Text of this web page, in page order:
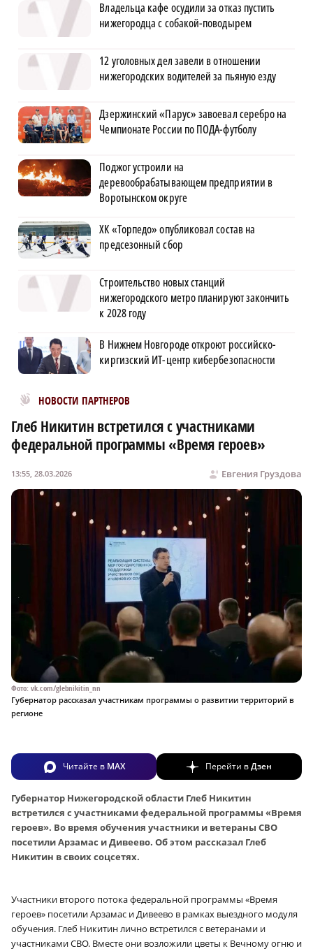
Владельца кафе осудили за отказ пустить
нижегородца с собакой-поводырем
12 уголовных дел завели в отношении
нижегородских водителей за пьяную езду
Дзержинский «Парус» завоевал серебро на
Чемпионате России по ПОДА-футболу
Поджог устроили на
деревообрабатывающем предприятии в
Воротынском округе
ХК «Торпедо» опубликовал состав на
предсезонный сбор
Строительство новых станций
нижегородского метро планируют закончить
к 2028 году
В Нижнем Новгороде откроют российско-
киргизский ИТ-центр кибербезопасности
НОВОСТИ ПАРТНЕРОВ
Новости МирТесен
Глеб Никитин встретился с участниками
федеральной программы «Время героев»
Евгения Груздова
13:55, 28.03.2026
Фото: vk.com/glebnikitin_nn
Губернатор рассказал участникам программы о развитии территорий в
регионе
Читайте в MAX Перейти вДзен
Губернатор Нижегородской области Глеб Никитин
встретился с участниками федеральной программы «Время
героев». Во время обучения участники и ветераны СВО
посетили Арзамас и Дивеево. Об этом рассказал Глеб
Никитин в своих соцсетях.
Участники второго потока федеральной программы «Время
героев» посетили Арзамас и Дивеево в рамках выездного модуля
обучения. Глеб Никитин лично встретился с ветеранами и
участниками СВО. Вместе они возложили цветы к Вечному огню и